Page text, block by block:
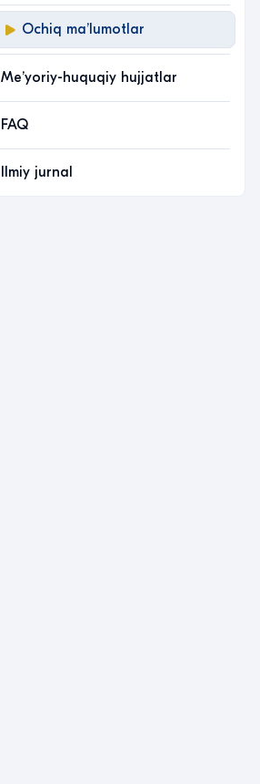
Ochiq maʼlumotlar
Meʼyoriy-huquqiy hujjatlar
FAQ
Ilmiy jurnal